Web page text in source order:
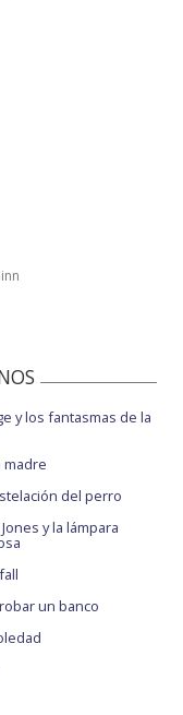
y los fantasmas de la
madre
del perro
y la lámpara
un banco